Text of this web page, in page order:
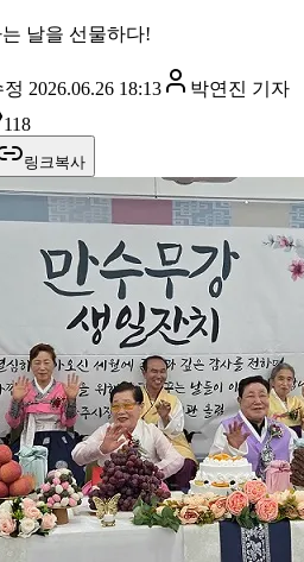
는 날을 선물하다!
정 2026.06.26 18:13 박연진 기자
118
링크복사